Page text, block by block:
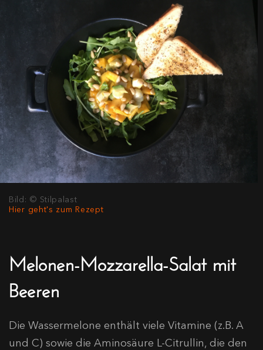
Bild: © Stilpalast
Hier geht's zum Rezept
Melonen-Mozzarella-Salat mit
Beeren
Die Wassermelone enthält viele Vitamine (z.B. A
und C) sowie die Aminosäure L-Citrullin, die den